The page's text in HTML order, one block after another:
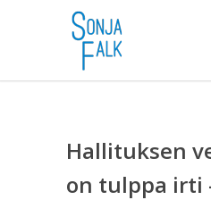
Hallituksen
on tulppa irti